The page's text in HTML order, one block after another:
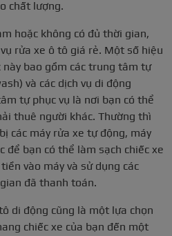
chất lượng.
hoặc không có đủ thời gian,
rửa xe ô tô giá rẻ. Một số hiệu
này bao gồm các trung tâm tự
và các dịch vụ di động
tự phục vụ là nơi bạn có thể
thuê người khác. Thường thì
các máy rửa xe tự động, máy
để bạn có thể làm sạch chiếc xe
vào máy và sử dụng các
đã thanh toán.
di động cũng là một lựa chọn
chiếc xe của bạn đến một